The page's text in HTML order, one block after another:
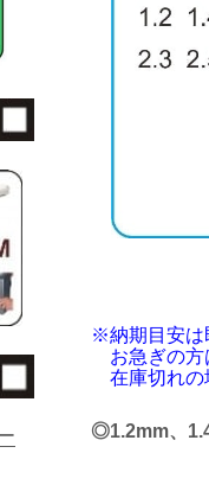
※納期目安は
お急ぎの方
在庫切れの
◎1.2mm、